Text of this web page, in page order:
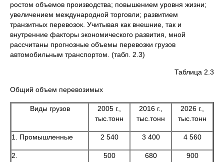
ростом объемов производства; повышением уровня жизни;
увеличением международной торговли; развитием
транзитных перевозок. Учитывая как внешние, так и
внутренние факторы экономического развития, мной
рассчитаны прогнозные объемы перевозки грузов
автомобильным транспортом. (табл. 2.3)
Таблица 2.3
Общий объем перевозимых
Виды грузов
2005 г.,
тыс.тонн
2016 г.,
тыс.тонн
2026 г.,
тыс.тонн
1. Промышленные 2 540 3 400 4 560
2.
500 680 900